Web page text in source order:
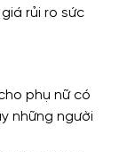
rủi ro sức
phụ nữ có
những người